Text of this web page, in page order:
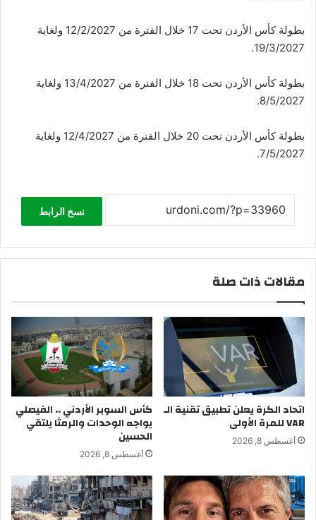
بطولة كأس الأردن تحت 17 خلال الفترة من 12/2/2027 ولغاية
19/3/2027.
بطولة كأس الأردن تحت 18 خلال الفترة من 13/4/2027 ولغاية
8/5/2027.
بطولة كأس الأردن تحت 20 خلال الفترة من 12/4/2027 ولغاية
7/5/2027.
نسخ الرابط
مقالات ذات صلة
اتحاد الكرة يعلن تطبيق تقنية الـ
VAR للمرة الأولى
أغسطس 8, 2026
كأس السوبر الأردني .. الفيصلي
يواجه الوحدات والرمثا يلتقي
الحسين
أغسطس 8, 2026